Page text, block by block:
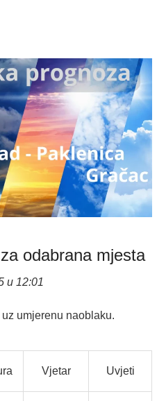
odabrana mjesta
u 12:01
umjerenu naoblaku.
Vjetar Uvjeti